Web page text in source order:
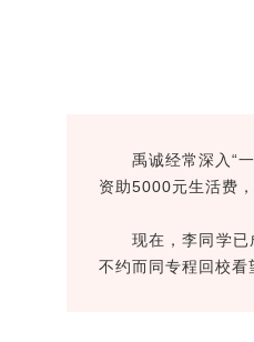
禹诚经常深入“
资助5000元生活费
现在，李同学
不约而同专程回校